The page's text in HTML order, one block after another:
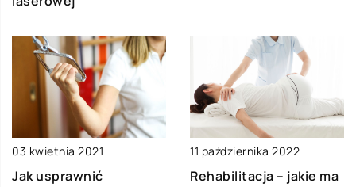
03 kwietnia 2021
Jak usprawnić
11 października 2022
Rehabilitacja – jakie ma